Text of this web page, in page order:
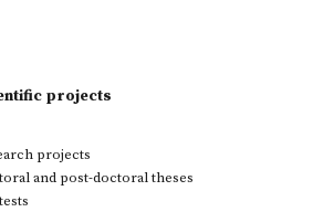
projects
projects
and post-doctoral theses